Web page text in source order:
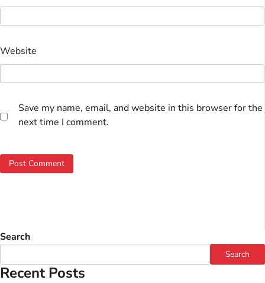
Website
Save my name, email, and website in this browser for the
next time I comment.
Search
Search
Recent Posts